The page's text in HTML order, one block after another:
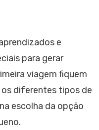
e
para gerar
viagem fiquem
os diferentes tipos de
escolha da opção